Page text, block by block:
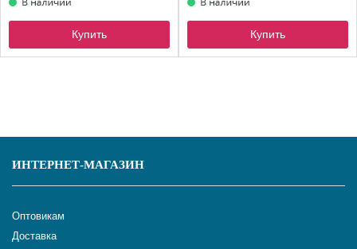
Купить Купить
ИНТЕРНЕТ-МАГАЗИН
Оптовикам
Доставка